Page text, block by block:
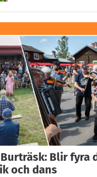
Blir fyra
och dans